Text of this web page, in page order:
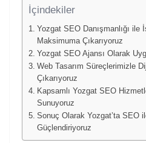
İçindekiler
Yozgat SEO Danışmanlığı
Maksimuma Çıkarıyoruz
Yozgat SEO Ajansı Olarak
Web Tasarım Süreçlerimizle
Çıkarıyoruz
Kapsamlı Yozgat SEO
Sunuyoruz
Sonuç Olarak Yozgat’ta SEO
Güçlendiriyoruz